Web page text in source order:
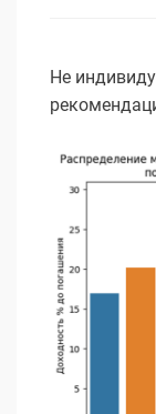
Не